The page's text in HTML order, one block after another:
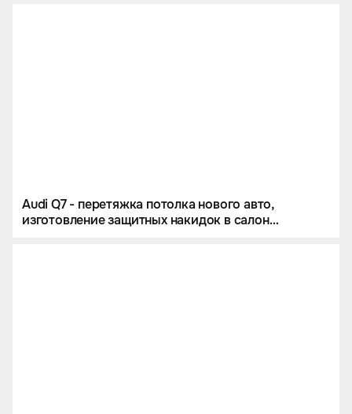
Audi Q7 - перетяжка потолка нового авто,
изготовление защитных накидок в салон